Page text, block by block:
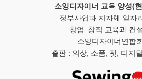
소잉디자이너 교육 양성(
정부사업과 지자체 일자
창업, 창직 교육과 컨
소잉디자이너연합회
출판 : 의상, 소품, 펫, 디지